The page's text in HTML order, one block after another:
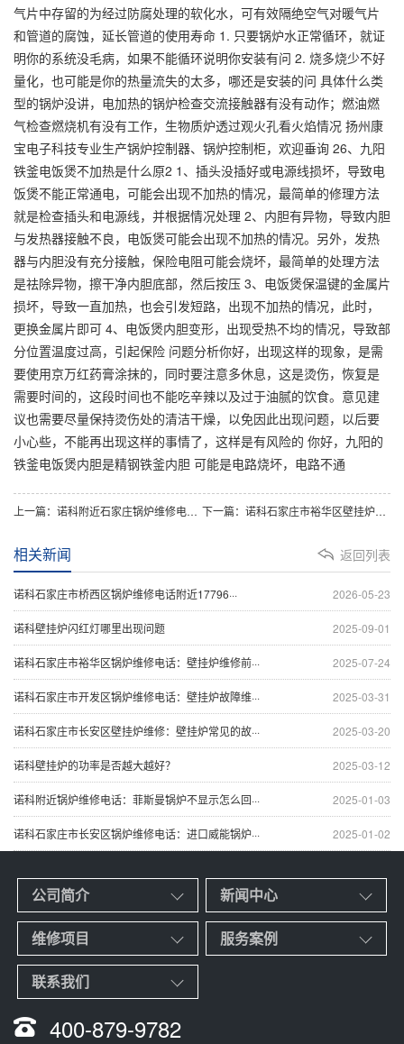
气片中存留的为经过防腐处理的软化水，可有效隔绝空气对暖气片
和管道的腐蚀，延长管道的使用寿命 1. 只要锅炉水正常循环，就证
明你的系统没毛病，如果不能循环说明你安装有问 2. 烧多烧少不好
量化，也可能是你的热量流失的太多，哪还是安装的问 具体什么类
型的锅炉没讲，电加热的锅炉检查交流接触器有没有动作；燃油燃
气检查燃烧机有没有工作，生物质炉透过观火孔看火焰情况 扬州康
宝电子科技专业生产锅炉控制器、锅炉控制柜，欢迎垂询 26、九阳
铁釜电饭煲不加热是什么原2 1、插头没插好或电源线损坏，导致电
饭煲不能正常通电，可能会出现不加热的情况，最简单的修理方法
就是检查插头和电源线，并根据情况处理 2、内胆有异物，导致内胆
与发热器接触不良，电饭煲可能会出现不加热的情况。另外，发热
器与内胆没有充分接触，保险电阻可能会烧坏，最简单的处理方法
是祛除异物，擦干净内胆底部，然后按压 3、电饭煲保温键的金属片
损坏，导致一直加热，也会引发短路，出现不加热的情况，此时，
更换金属片即可 4、电饭煲内胆变形，出现受热不均的情况，导致部
分位置温度过高，引起保险 问题分析你好，出现这样的现象，是需
要使用京万红药膏涂抹的，同时要注意多休息，这是烫伤，恢复是
需要时间的，这段时间也不能吃辛辣以及过于油腻的饮食。意见建
议也需要尽量保持烫伤处的清洁干燥，以免因此出现问题，以后要
小心些，不能再出现这样的事情了，这样是有风险的 你好，九阳的
铁釜电饭煲内胆是精钢铁釜内胆 可能是电路烧坏，电路不通
上一篇：诺科附近石家庄锅炉维修电话：菲斯曼暖气锅炉显示5是什么故障与5种处理解决方 下一篇：诺科石家庄市裕华区壁挂炉维修：锅炉故障代码7(锅炉故障代码7)
返回列表
相关新闻
2026-05-23
诺科石家庄市桥西区锅炉维修电话附近17796···
2025-09-01
诺科壁挂炉闪红灯哪里出现问题
2025-07-24
诺科石家庄市裕华区锅炉维修电话：壁挂炉维修前···
2025-03-31
诺科石家庄市开发区锅炉维修电话：壁挂炉故障维···
2025-03-20
诺科石家庄市长安区壁挂炉维修：壁挂炉常见的故···
2025-03-12
诺科壁挂炉的功率是否越大越好？
2025-01-03
诺科附近锅炉维修电话：菲斯曼锅炉不显示怎么回···
2025-01-02
诺科石家庄市长安区锅炉维修电话：进口威能锅炉···
公司简介 新闻中心
维修项目 服务案例
联系我们
400-879-9782